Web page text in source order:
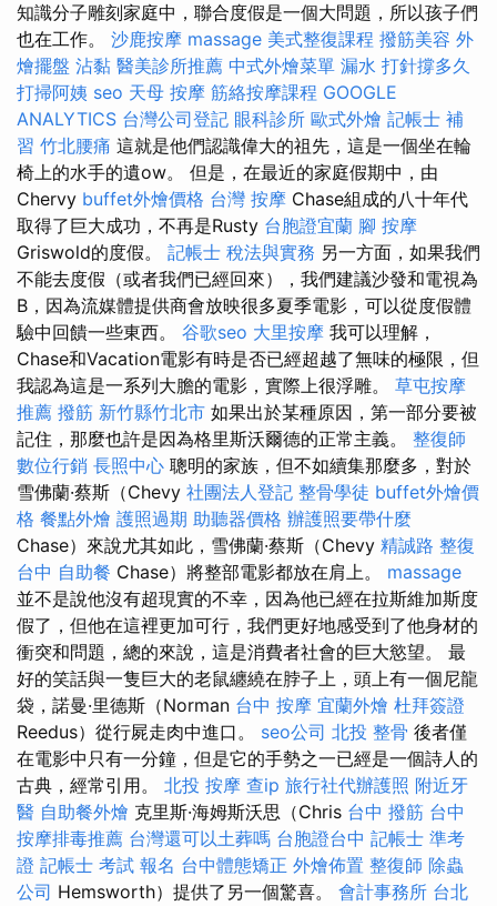
知識分子雕刻家庭中，聯合度假是一個大問題，所以孩子們
也在工作。 沙鹿按摩 massage 美式整復課程 撥筋美容 外
燴擺盤 沾黏 醫美診所推薦 中式外燴菜單 漏水 打針撐多久
打掃阿姨 seo 天母 按摩 筋絡按摩課程 GOOGLE
ANALYTICS 台灣公司登記 眼科診所 歐式外燴 記帳士 補
習 竹北腰痛 這就是他們認識偉大的祖先，這是一個坐在輪
椅上的水手的遺ow。 但是，在最近的家庭假期中，由
Chervy buffet外燴價格 台灣 按摩 Chase組成的八十年代
取得了巨大成功，不再是Rusty 台胞證宜蘭 腳 按摩
Griswold的度假。 記帳士 稅法與實務 另一方面，如果我們
不能去度假（或者我們已經回來），我們建議沙發和電視為
B，因為流媒體提供商會放映很多夏季電影，可以從度假體
驗中回饋一些東西。 谷歌seo 大里按摩 我可以理解，
Chase和Vacation電影有時是否已經超越了無味的極限，但
我認為這是一系列大膽的電影，實際上很浮雕。 草屯按摩
推薦 撥筋 新竹縣竹北市 如果出於某種原因，第一部分要被
記住，那麼也許是因為格里斯沃爾德的正常主義。 整復師
數位行銷 長照中心 聰明的家族，但不如續集那麼多，對於
雪佛蘭·蔡斯（Chevy 社團法人登記 整骨學徒 buffet外燴價
格 餐點外燴 護照過期 助聽器價格 辦護照要帶什麼
Chase）來說尤其如此，雪佛蘭·蔡斯（Chevy 精誠路 整復
台中 自助餐 Chase）將整部電影都放在肩上。 massage
並不是說他沒有超現實的不幸，因為他已經在拉斯維加斯度
假了，但他在這裡更加可行，我們更好地感受到了他身材的
衝突和問題，總的來說，這是消費者社會的巨大慾望。 最
好的笑話與一隻巨大的老鼠纏繞在脖子上，頭上有一個尼龍
袋，諾曼·里德斯（Norman 台中 按摩 宜蘭外燴 杜拜簽證
Reedus）從行屍走肉中進口。 seo公司 北投 整骨 後者僅
在電影中只有一分鐘，但是它的手勢之一已經是一個詩人的
古典，經常引用。 北投 按摩 查ip 旅行社代辦護照 附近牙
醫 自助餐外燴 克里斯·海姆斯沃思（Chris 台中 撥筋 台中
按摩排毒推薦 台灣還可以土葬嗎 台胞證台中 記帳士 準考
證 記帳士 考試 報名 台中體態矯正 外燴佈置 整復師 除蟲
公司 Hemsworth）提供了另一個驚喜。 會計事務所 台北